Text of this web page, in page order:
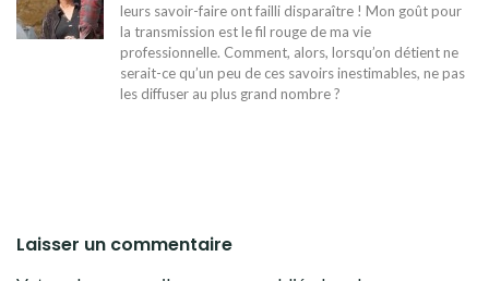
leurs savoir-faire ont failli disparaître ! Mon goût pour
la transmission est le fil rouge de ma vie
professionnelle. Comment, alors, lorsqu’on détient ne
serait-ce qu’un peu de ces savoirs inestimables, ne pas
les diffuser au plus grand nombre ?
Laisser un commentaire